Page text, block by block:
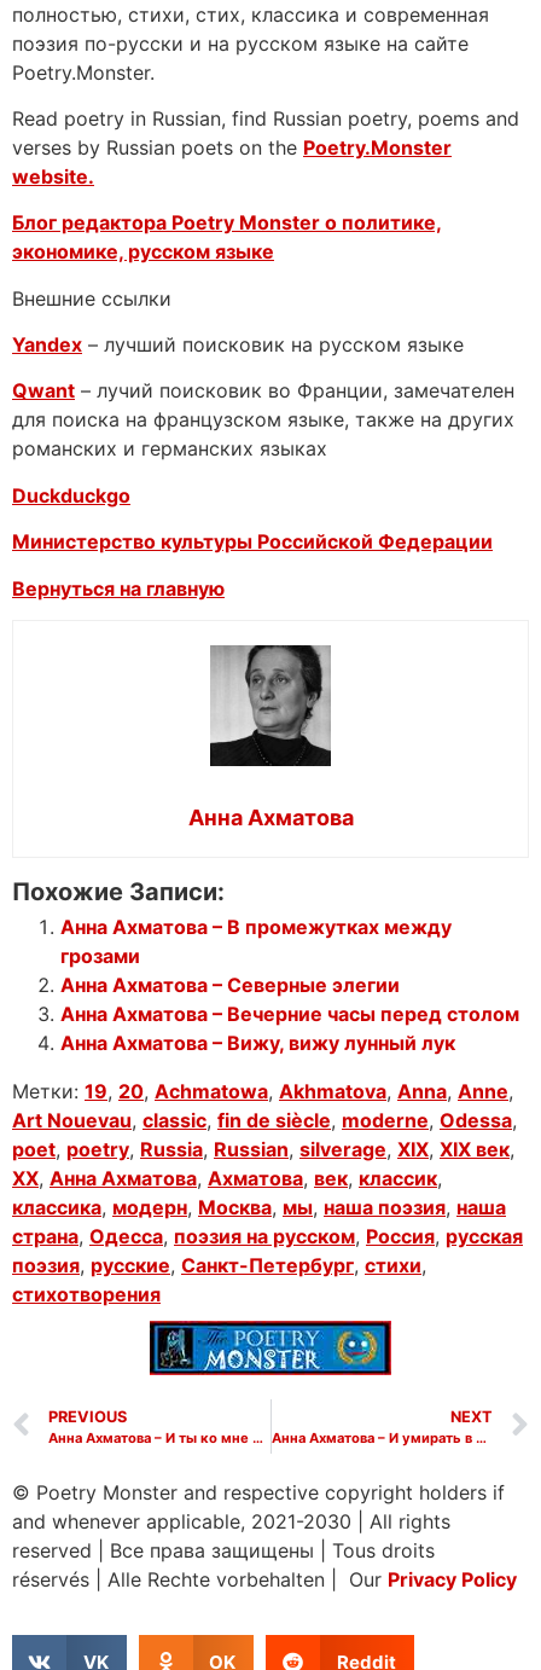
полностью, стихи, стих, классика и современная
поэзия по-русски и на русском языке на сайте
Poetry.Monster.
Read poetry in Russian, find Russian poetry, poems and
verses by Russian poets on the Poetry.Monster
website.
Блог редактора Poetry Monster о политике,
экономике, русском языке
Внешние ссылки
Yandex – лучший поисковик на русском языке
Qwant – лучий поисковик во Франции, замечателен
для поиска на французском языке, также на других
романских и германских языках
Duckduckgo
Министерство культуры Российской Федерации
Вернуться на главную
Анна Ахматова
Похожие Записи:
Анна Ахматова – В промежутках между
грозами
Анна Ахматова – Северные элегии
Анна Ахматова – Вечерние часы перед столом
Анна Ахматова – Вижу, вижу лунный лук
Метки: 19, 20, Achmatowa, Akhmatova, Anna, Anne,
Art Nouevau, classic, fin de siècle, moderne, Odessa,
poet, poetry, Russia, Russian, silverage, XIX, XIX век,
XX, Анна Ахматова, Ахматова, век, классик,
классика, модерн, Москва, мы, наша поэзия, наша
страна, Одесса, поэзия на русском, Россия, русская
поэзия, русские, Санкт-Петербург, стихи,
стихотворения
PREVIOUS
Анна Ахматова – И ты ко мне вернулась знаменитой
NEXT
Анна Ахматова – И умирать в сознаньи горделивом
© Poetry Monster and respective copyright holders if
and whenever applicable, 2021-2030
All rights
reserved
Все права защищены
Tous droits
réservés
Alle Rechte vorbehalten | Our Privacy Policy
VK OK Reddit